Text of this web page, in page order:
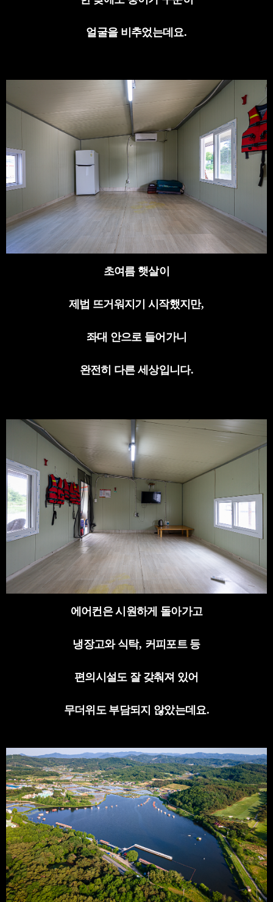
얼굴을 비추었는데요.
초여름 햇살이
제법 뜨거워지기 시작했지만,
좌대 안으로 들어가니
완전히 다른 세상입니다.
에어컨은 시원하게 돌아가고
냉장고와 식탁, 커피포트 등
편의시설도 잘 갖춰져 있어
무더위도 부담되지 않았는데요.